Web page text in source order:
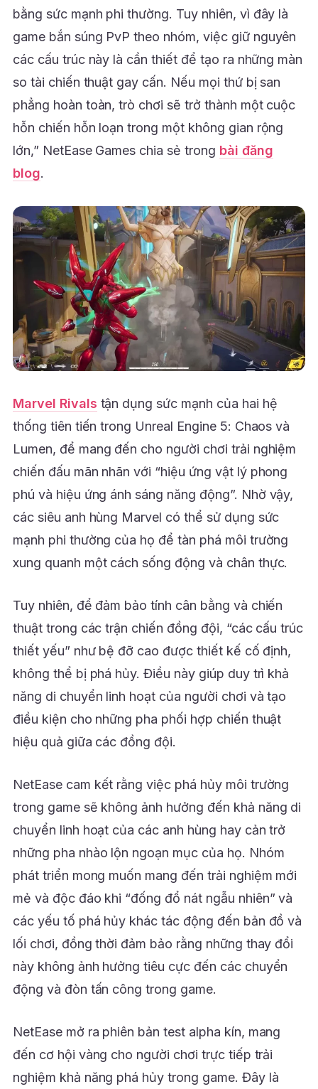
bằng sức mạnh phi thường. Tuy nhiên, vì đây là
game bắn súng PvP theo nhóm, việc giữ nguyên
các cấu trúc này là cần thiết để tạo ra những màn
so tài chiến thuật gay cấn. Nếu mọi thứ bị san
phẳng hoàn toàn, trò chơi sẽ trở thành một cuộc
hỗn chiến hỗn loạn trong một không gian rộng
lớn,” NetEase Games chia sẻ trong bài đăng
blog.
Marvel Rivals tận dụng sức mạnh của hai hệ
thống tiên tiến trong Unreal Engine 5: Chaos và
Lumen, để mang đến cho người chơi trải nghiệm
chiến đấu mãn nhãn với “hiệu ứng vật lý phong
phú và hiệu ứng ánh sáng năng động”. Nhờ vậy,
các siêu anh hùng Marvel có thể sử dụng sức
mạnh phi thường của họ để tàn phá môi trường
xung quanh một cách sống động và chân thực.
Tuy nhiên, để đảm bảo tính cân bằng và chiến
thuật trong các trận chiến đồng đội, “các cấu trúc
thiết yếu” như bệ đỡ cao được thiết kế cố định,
không thể bị phá hủy. Điều này giúp duy trì khả
năng di chuyển linh hoạt của người chơi và tạo
điều kiện cho những pha phối hợp chiến thuật
hiệu quả giữa các đồng đội.
NetEase cam kết rằng việc phá hủy môi trường
trong game sẽ không ảnh hưởng đến khả năng di
chuyển linh hoạt của các anh hùng hay cản trở
những pha nhào lộn ngoạn mục của họ. Nhóm
phát triển mong muốn mang đến trải nghiệm mới
mẻ và độc đáo khi “đống đổ nát ngẫu nhiên” và
các yếu tố phá hủy khác tác động đến bản đồ và
lối chơi, đồng thời đảm bảo rằng những thay đổi
này không ảnh hưởng tiêu cực đến các chuyển
động và đòn tấn công trong game.
NetEase mở ra phiên bản test alpha kín, mang
đến cơ hội vàng cho người chơi trực tiếp trải
nghiệm khả năng phá hủy trong game. Đây là